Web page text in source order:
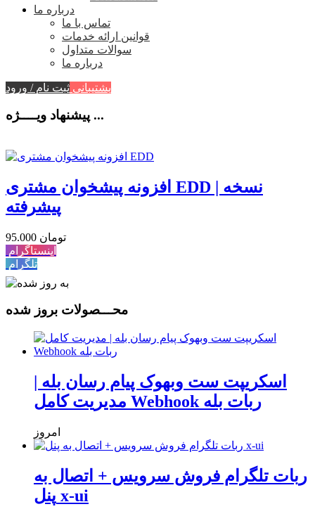
درباره ما
تماس با ما
قوانین ارائه خدمات
سوالات متداول
درباره ما
پشتیبانی ثبت نام / ورود
پیشنهاد ویــــژه ...
افزونه پیشخوان مشتری EDD | نسخه
پیشرفته
95.000 تومان
اینستاگرام
تلگرام
محـــصولات بروز شده
اسکریپت ست وبهوک پیام رسان بله |
مدیریت کامل Webhook ربات بله
امروز
ربات تلگرام فروش سرویس + اتصال به
پنل x-ui